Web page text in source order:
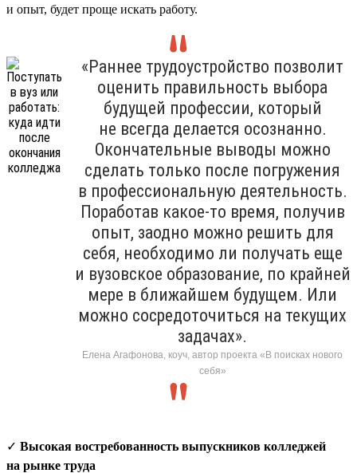
и опыт, будет проще искать работу.
«Раннее трудоустройство позволит
оценить правильность выбора
будущей профессии, который
не всегда делается осознанно.
Окончательные выводы можно
сделать только после погружения
в профессиональную деятельность.
Поработав какое-то время, получив
опыт, заодно можно решить для
себя, необходимо ли получать еще
и вузовское образование, по крайней
мере в ближайшем будущем. Или
можно сосредоточиться на текущих
задачах».
Елена Агафонова, коуч, автор проекта «В поисках нового
себя»
✓ Высокая востребованность выпускников колледжей
на рынке труда